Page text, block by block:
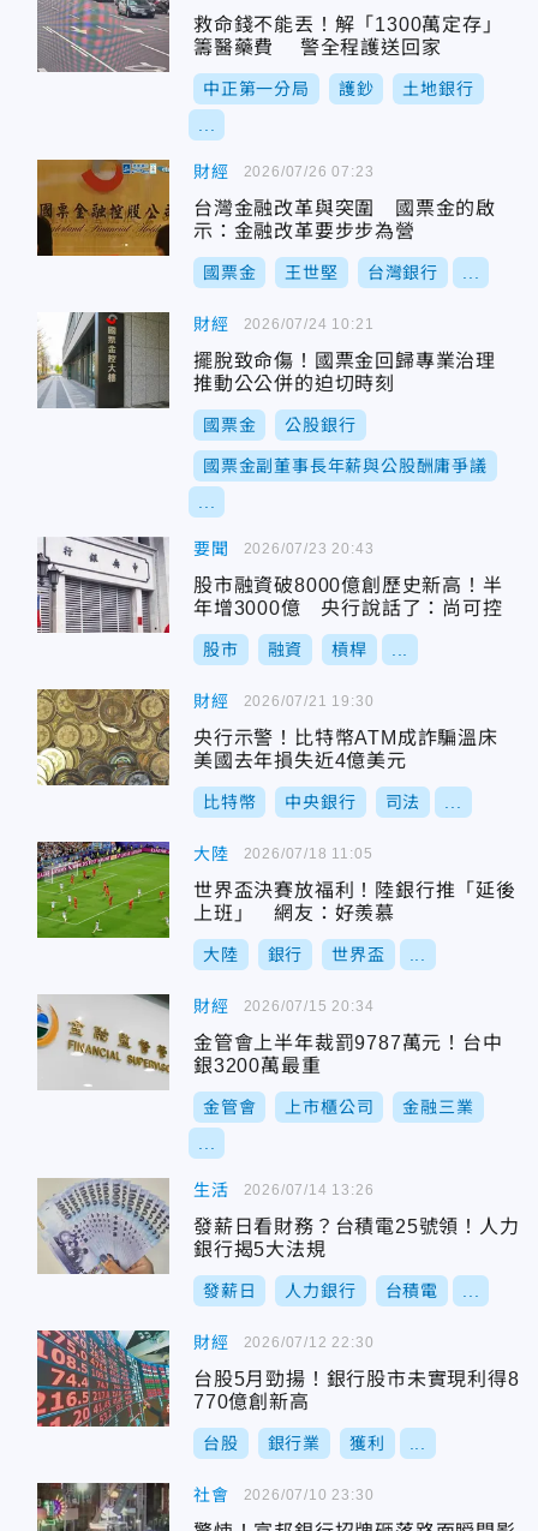
救命錢不能丟！解「1300萬定存」
籌醫藥費 警全程護送回家
中正第一分局 護鈔 土地銀行
財經
台灣金融改革與突圍 國票金的啟
示：金融改革要步步為營
國票金 王世堅 台灣銀行
2026/07/26 07:23
財經
擺脫致命傷！國票金回歸專業治理
推動公公併的迫切時刻
國票金 公股銀行
國票金副董事長年薪與公股酬庸爭議
2026/07/24 10:21
要聞
股市融資破8000億創歷史新高！半
年增3000億 央行說話了：尚可控
股市 融資 槓桿
2026/07/23 20:43
財經
央行示警！比特幣ATM成詐騙溫床
美國去年損失近4億美元
比特幣 中央銀行 司法
2026/07/21 19:30
大陸
世界盃決賽放福利！陸銀行推「延後
上班」 網友：好羨慕
大陸 銀行 世界盃
2026/07/18 11:05
財經
金管會上半年裁罰9787萬元！台中
銀3200萬最重
金管會 上市櫃公司 金融三業
2026/07/15 20:34
生活
發薪日看財務？台積電25號領！人力
銀行揭5大法規
發薪日 人力銀行 台積電
2026/07/14 13:26
財經
台股5月勁揚！銀行股市未實現利得8
770億創新高
台股 銀行業 獲利
2026/07/12 22:30
社會 2026/07/10 23:30